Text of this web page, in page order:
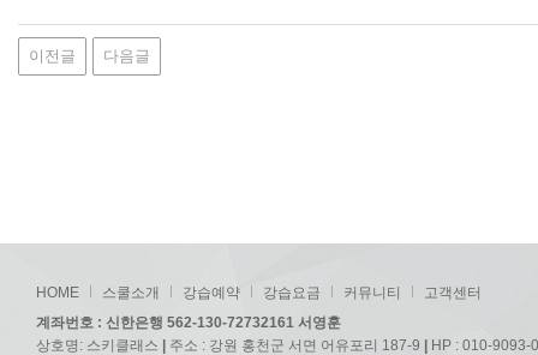
이전글 다음글
HOME 스쿨소개 강습예약 강습요금 커뮤니티
고객센터
계좌번호 : 신한은행 562-130-72732161 서영훈
상호명: 스키클래스
주소 : 강원 홍천군 서면 어유포리 187-9
HP : 010-9093-